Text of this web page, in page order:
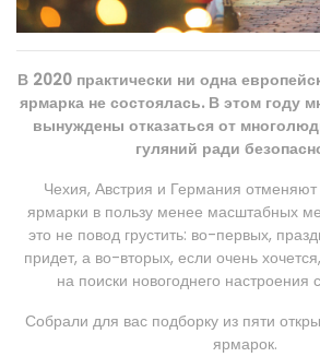
В 2020 практически ни одна
ярмарка не состоялась. В этом году
вынуждены отказаться от
гуляний ради
Чехия, Австрия и Германия
ярмарки в пользу менее масштабных
это не повод грустить: во-первых,
придет, а во-вторых, если очень
на поиски новогоднего настроения
Собрали для вас подборку из пяти
ярмарок.